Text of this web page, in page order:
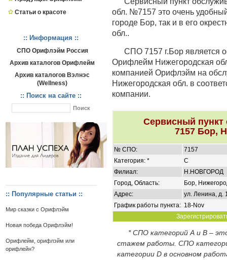
Статьи о красоте
:: Информация ::
СПО Орифлэйм Россия
Архив каталогов Орифлейм
Архив каталогов Вэлнэс
(Wellness)
:: Поиск на сайте ::
:: Популярные статьи ::
Мир сказки с Орифлэйм
Новая победа Орифлэйм!
Орифлейм, орифлэйм или
орифлейн?
обл. №7157 это очень
городе Бор, так и в его
обл..
СПО 7157 г.Бор является
Орифлейм Нижегородская
компанией Орифлэйм на
Нижегородская обл. в
компании.
Сервисный
7157 Бор,
№ СПО:
7157
Категория: *
C
Филиал:
Н.НОВГОРОД
Город, Область:
Бор,
Адрес:
ул. Ленина, д.
График работы пункта: 18-Nov
* СПО категорий А и В –
стажем работы. СПО
категории D в основном